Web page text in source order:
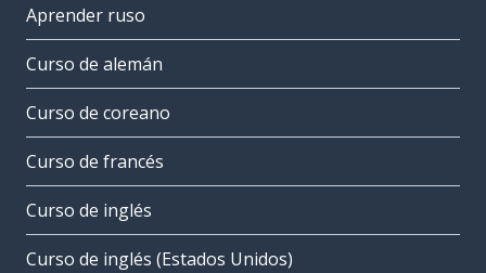
Aprender ruso
Curso de alemán
Curso de coreano
Curso de francés
Curso de inglés
Curso de inglés (Estados Unidos)